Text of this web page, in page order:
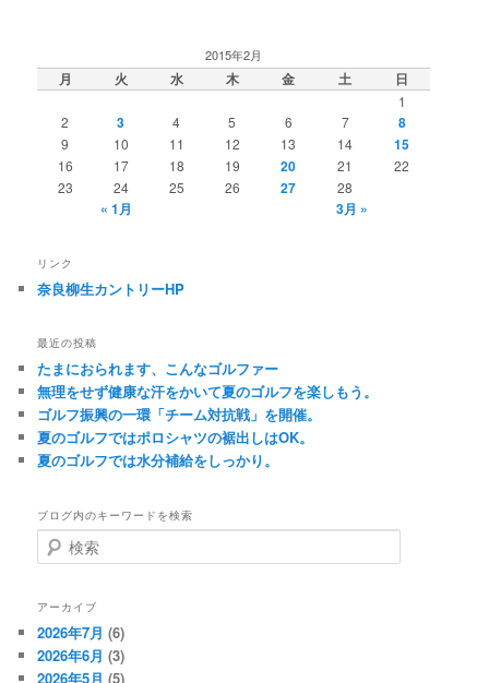
2015年2月
月 火 水 木 金 土 日
1
2
3 4 5 6 7 8
9 10 11 12 13 14 15
16 17 18 19 20 21
22
23
24 25 26 27 28
« 1月 3月 »
リンク
奈良柳生カントリーHP
最近の投稿
たまにおられます、こんなゴルファー
無理をせず健康な汗をかいて夏のゴルフを楽しもう。
ゴルフ振興の一環「チーム対抗戦」を開催。
夏のゴルフではポロシャツの裾出しはOK。
夏のゴルフでは水分補給をしっかり。
ブログ内のキーワードを検索
検
索
アーカイブ
2026年7月 (6)
2026年6月 (3)
2026年5月 (5)